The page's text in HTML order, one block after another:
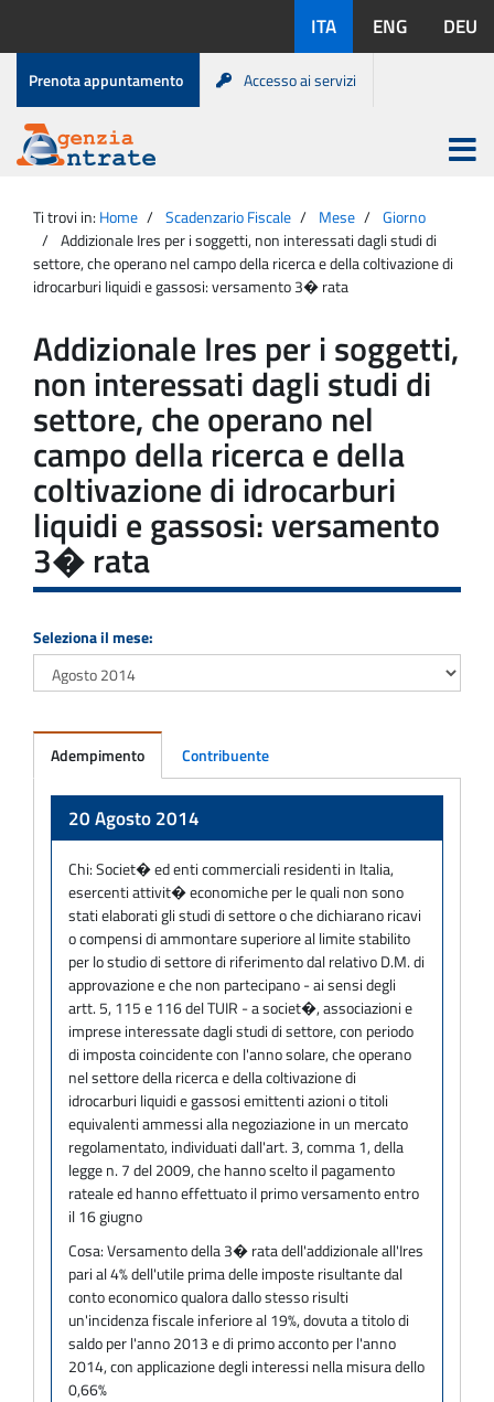
contenuto
disponibili:
ITA ENG DEU
Menu
di
servizio
Prenota appuntamento Accesso ai servizi
Agenzia
Entrate
Apri
menu
principale
Ti trovi in: Home Scadenzario Fiscale Mese
Giorno
Addizionale Ires per i soggetti, non interessati dagli studi di
settore, che operano nel campo della ricerca e della coltivazione di
idrocarburi liquidi e gassosi: versamento 3� rata
Addizionale Ires per i soggetti,
non interessati dagli studi di
settore, che operano nel
campo della ricerca e della
coltivazione di idrocarburi
liquidi e gassosi: versamento
3� rata
Seleziona il mese:
Adempimento Contribuente
20 Agosto 2014
Chi:Societ� ed enti commerciali residenti in Italia,
esercenti attivit� economiche per le quali non sono
stati elaborati gli studi di settore o che dichiarano ricavi
o compensi di ammontare superiore al limite stabilito
per lo studio di settore di riferimento dal relativo D.M. di
approvazione e che non partecipano - ai sensi degli
artt. 5, 115 e 116 del TUIR - a societ�, associazioni e
imprese interessate dagli studi di settore, con periodo
di imposta coincidente con l'anno solare, che operano
nel settore della ricerca e della coltivazione di
idrocarburi liquidi e gassosi emittenti azioni o titoli
equivalenti ammessi alla negoziazione in un mercato
regolamentato, individuati dall'art. 3, comma 1, della
legge n. 7 del 2009, che hanno scelto il pagamento
rateale ed hanno effettuato il primo versamento entro
il 16 giugno
Cosa:Versamento della 3� rata dell'addizionale all'Ires
pari al 4% dell'utile prima delle imposte risultante dal
conto economico qualora dallo stesso risulti
un'incidenza fiscale inferiore al 19%, dovuta a titolo di
saldo per l'anno 2013 e di primo acconto per l'anno
2014, con applicazione degli interessi nella misura dello
0,66%